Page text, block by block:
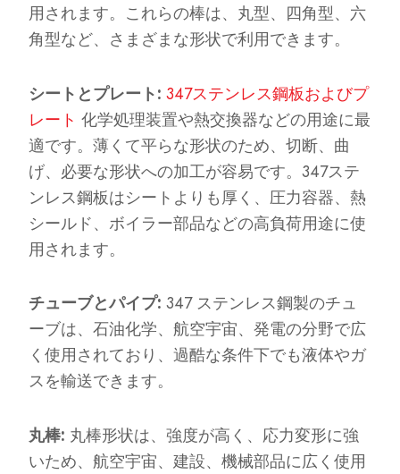
用されます。これらの棒は、丸型、四角型、六
角型など、さまざまな形状で利用できます。
シートとプレート:347ステンレス鋼板およびプ
レート 化学処理装置や熱交換器などの用途に最
適です。薄くて平らな形状のため、切断、曲
げ、必要な形状への加工が容易です。347ステ
ンレス鋼板はシートよりも厚く、圧力容器、熱
シールド、ボイラー部品などの高負荷用途に使
用されます。
チューブとパイプ: 347 ステンレス鋼製のチュ
ーブは、石油化学、航空宇宙、発電の分野で広
く使用されており、過酷な条件下でも液体やガ
スを輸送できます。
丸棒: 丸棒形状は、強度が高く、応力変形に強
いため、航空宇宙、建設、機械部品に広く使用